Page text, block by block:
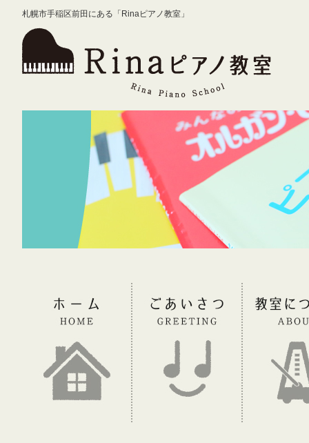
札幌市手稲区前田にある「Rinaピアノ教室」